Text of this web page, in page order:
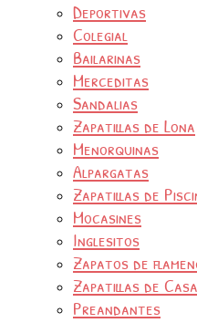
Deportivas
Colegial
Bailarinas
Merceditas
Sandalias
Zapatillas de Lona
Menorquinas
Alpargatas
Zapatillas de
Mocasines
Inglesitos
Zapatos de
Zapatillas de Casa
Preandantes